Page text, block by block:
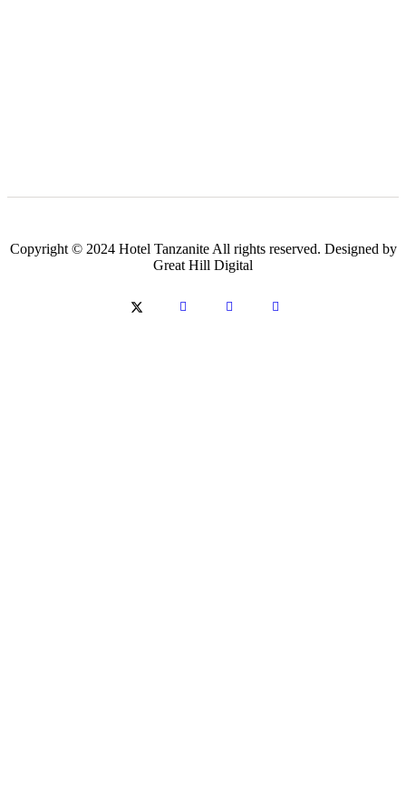
Copyright © 2024 Hotel Tanzanite All rights reserved. Designed by
Great Hill Digital